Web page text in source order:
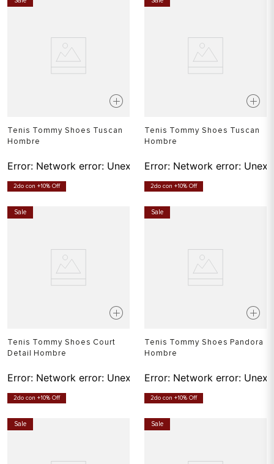
Tenis Tommy Shoes Tuscan
Hombre
Error: Network error: Unexpected token T in JSON at
2do con +10% Off
Tenis Tommy Shoes Tuscan
Hombre
Error: Network error:
2do con +10% Off
Sale
Tenis Tommy Shoes Court
Detail Hombre
Error: Network error: Unexpected token T in JSON at
2do con +10% Off
Sale
Tenis Tommy Shoes Pandora
Hombre
Error: Network error:
2do con +10% Off
Sale Sale